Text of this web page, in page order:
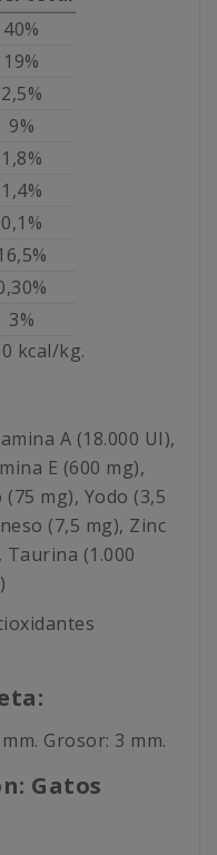
40%
19%
2,5%
9%
1,8%
1,4%
0,1%
3%
kcal/kg.
A (18.000 UI),
E (600 mg),
mg), Yodo (3,5
(7,5 mg), Zinc
Taurina (1.000
Grosor: 3 mm.
Gatos